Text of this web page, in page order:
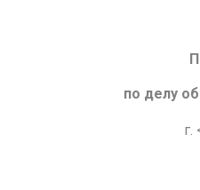
по делу
г.